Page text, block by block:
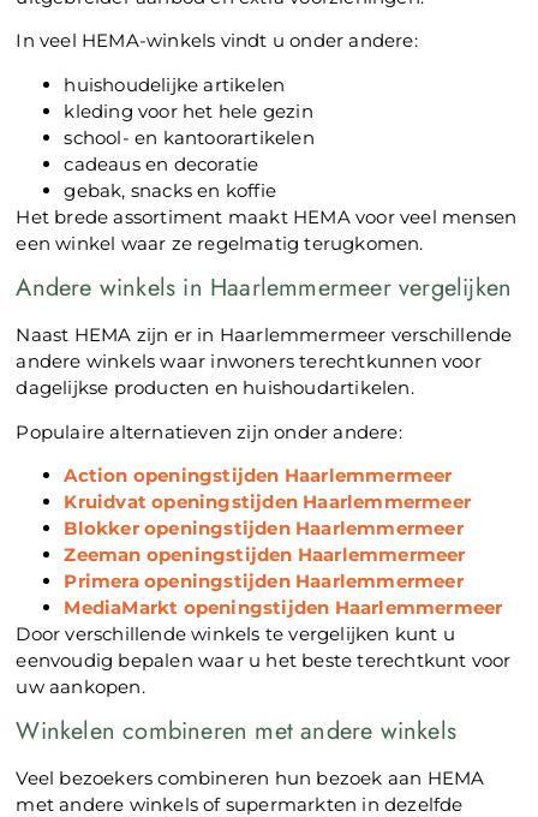
In veel HEMA-winkels vindt u onder andere:
huishoudelijke artikelen
kleding voor het hele gezin
school- en kantoorartikelen
cadeaus en decoratie
gebak, snacks en koffie
Het brede assortiment maakt HEMA voor veel mensen
een winkel waar ze regelmatig terugkomen.
Andere winkels in Haarlemmermeer vergelijken
Naast HEMA zijn er in Haarlemmermeer verschillende
andere winkels waar inwoners terechtkunnen voor
dagelijkse producten en huishoudartikelen.
Populaire alternatieven zijn onder andere:
Action openingstijden Haarlemmermeer
Kruidvat openingstijden Haarlemmermeer
Blokker openingstijden Haarlemmermeer
Zeeman openingstijden Haarlemmermeer
Primera openingstijden Haarlemmermeer
MediaMarkt openingstijden Haarlemmermeer
Door verschillende winkels te vergelijken kunt u
eenvoudig bepalen waar u het beste terechtkunt voor
uw aankopen.
Winkelen combineren met andere winkels
Veel bezoekers combineren hun bezoek aan HEMA
met andere winkels of supermarkten in dezelfde